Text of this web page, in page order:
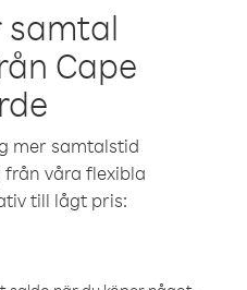
samtal
Cape
mer samtalstid
från våra flexibla
till lågt pris: